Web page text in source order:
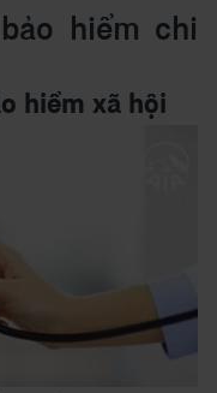
hiểm chi
hiểm xã hội